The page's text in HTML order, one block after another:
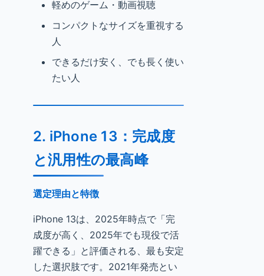
軽めのゲーム・動画視聴
コンパクトなサイズを重視する
人
できるだけ安く、でも長く使い
たい人
2. iPhone 13：完成度
と汎用性の最高峰
選定理由と特徴
iPhone 13は、2025年時点で「完
成度が高く、2025年でも現役で活
躍できる」と評価される、最も安定
した選択肢です。2021年発売とい